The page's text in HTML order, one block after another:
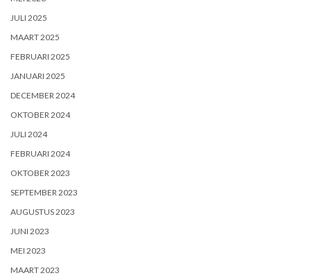
JULI 2025
MAART 2025
FEBRUARI 2025
JANUARI 2025
DECEMBER 2024
OKTOBER 2024
JULI 2024
FEBRUARI 2024
OKTOBER 2023
SEPTEMBER 2023
AUGUSTUS 2023
JUNI 2023
MEI 2023
MAART 2023